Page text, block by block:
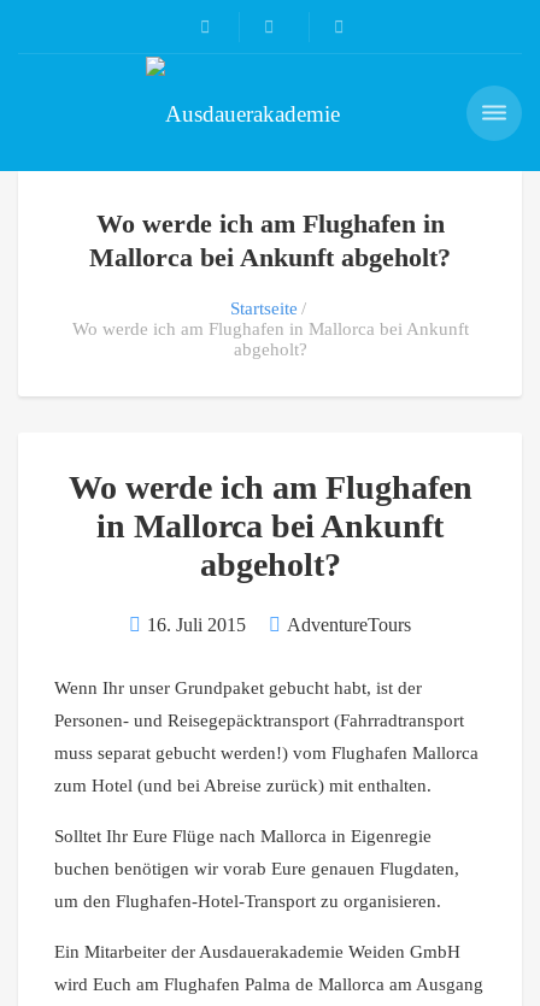
Wo werde ich am Flughafen in
Mallorca bei Ankunft abgeholt?
Startseite
Wo werde ich am Flughafen in Mallorca bei Ankunft
abgeholt?
Wo werde ich am Flughafen
in Mallorca bei Ankunft
abgeholt?
16. Juli 2015 AdventureTours
Wenn Ihr unser Grundpaket gebucht habt, ist der
Personen- und Reisegepäcktransport (Fahrradtransport
muss separat gebucht werden!) vom Flughafen Mallorca
zum Hotel (und bei Abreise zurück) mit enthalten.
Solltet Ihr Eure Flüge nach Mallorca in Eigenregie
buchen benötigen wir vorab Eure genauen Flugdaten,
um den Flughafen-Hotel-Transport zu organisieren.
Ein Mitarbeiter der Ausdauerakademie Weiden GmbH
wird Euch am Flughafen Palma de Mallorca am Ausgang